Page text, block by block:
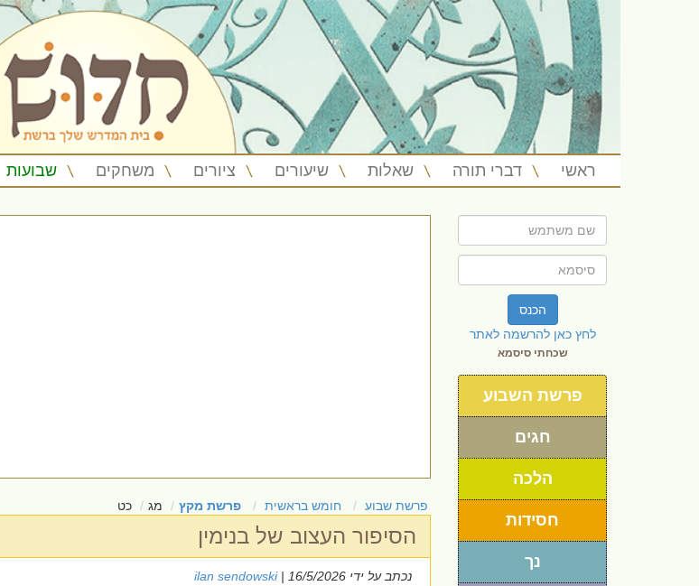
ראשי דברי תורה שאלות שיעורים ציורים משחקים שבועות
הכנס
לחץ כאן להרשמה לאתר
שכחתי סיסמא
פרשת השבוע
חגים
הלכה
חסידות
נך
פרשת שבוע חומש בראשית פרשת מקץ מג כט
הסיפור העצוב של בנימין
נכתב על ידי ilan sendowski| 16/5/2026